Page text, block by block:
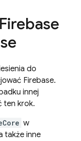
Firebase
do
Firebase.
innej
ten krok.
w
także inne